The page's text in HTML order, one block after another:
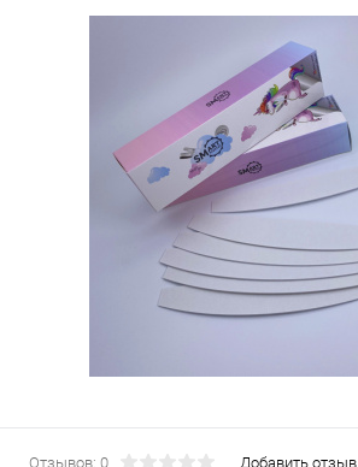
Отзывов: 0 Добавить отзыв